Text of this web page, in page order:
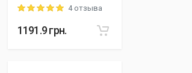
Rating: 5 out of 54 отзыва
1191.9грн.